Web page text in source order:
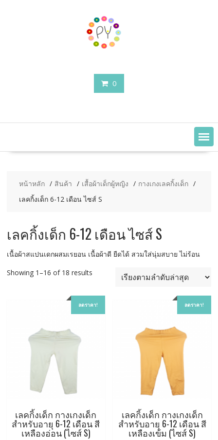
0
หน้าหลัก สินค้า เสื้อผ้าเด็กผู้หญิง
กางเกงเลคกิ้งเด็ก
เลคกิ้งเด็ก 6-12 เดือน ไซส์ S
เลคกิ้งเด็ก 6-12 เดือน ไซส์ S
เนื้อผ้าสแปนเดกผสมเรยอน เนื้อผ้าดี ยืดได้ สวมใส่นุ่มสบาย ไม่ร้อน
Showing 1–16 of 18 resultsSorted
latest
ลดราคา!
เลคกิ้งเด็ก กางเกงเด็ก
สำหรับอายุ 6-12 เดือน สี
เหลืองอ่อน (ไซส์ S)
ลดราคา!
เลคกิ้งเด็ก กางเกงเด็ก
สำหรับอายุ 6-12 เดือน สี
เหลืองเข้ม (ไซส์ S)